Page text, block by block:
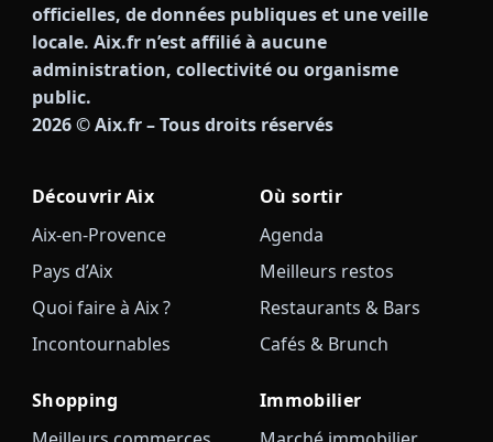
officielles, de données publiques et une veille
locale. Aix.fr n’est affilié à aucune
administration, collectivité ou organisme
public.
2026© Aix.fr – Tous droits réservés
Découvrir Aix
Aix-en-Provence
Pays d’Aix
Quoi faire à Aix ?
Incontournables
Où sortir
Agenda
Meilleurs restos
Restaurants & Bars
Cafés & Brunch
Shopping
Immobilier